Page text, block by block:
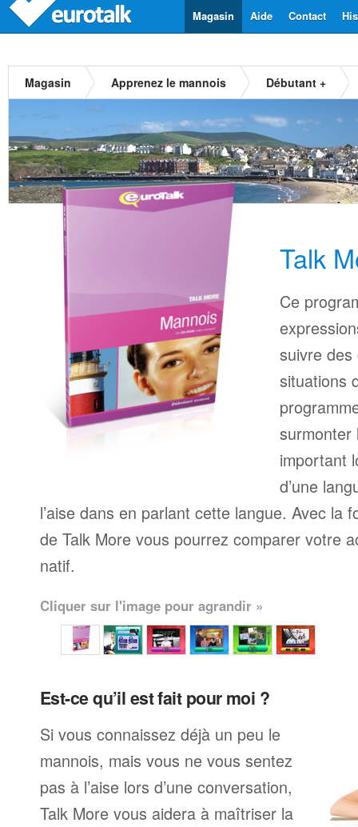
Contact
Aide
Magasin
Magasin Apprenez le mannois Débutant +
Talk
Ce
suivre
situations
surmonter
important
d’une
l’aise dans en parlant cette langue. Avec la
de Talk More vous pourrez comparer votre
natif.
Cliquer sur l'image pour agrandir »
Est-ce qu’il est fait pour moi ?
Si vous connaissez déjà un peu le
mannois, mais vous ne vous sentez
pas à l’aise lors d’une conversation,
Talk More vous aidera à maîtriser la